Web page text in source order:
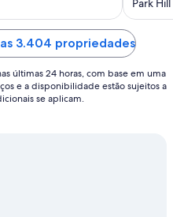
out
of
5
Park
3.404 propriedades
últimas 24 horas, com base em uma
e a disponibilidade estão sujeitos a
se aplicam.